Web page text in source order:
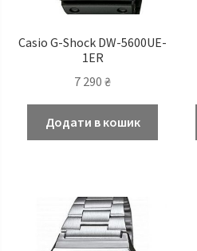
Casio G-Shock DW-5600UE-
1ER
7 290₴
Додати в кошик